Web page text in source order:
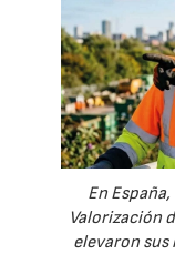
En
Valorización
elevaron sus